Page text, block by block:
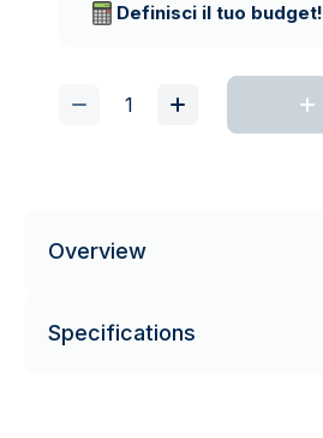
Definisci il tuo budget!
Overview
Specifications